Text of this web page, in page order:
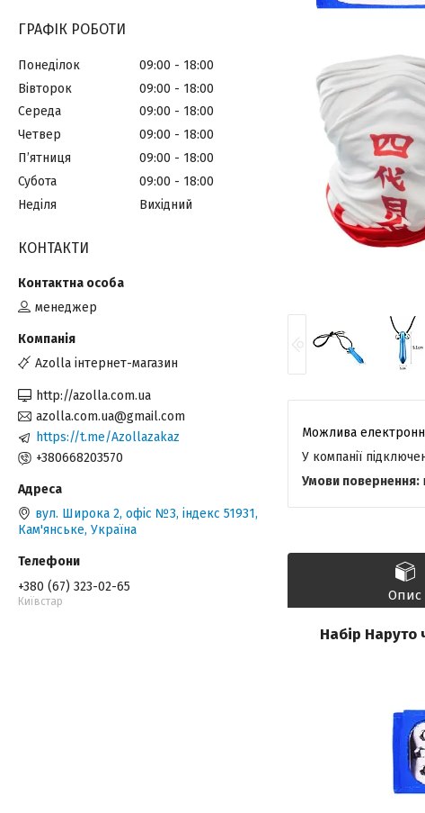
У компанії
Опис
Набір Наруто
ГРАФІК РОБОТИ
Понеділок 09:00
18:00
Вівторок
09:00
18:00
Середа
09:00
18:00
Четвер
09:00
18:00
Пʼятниця
09:00
18:00
Субота
09:00
18:00
Неділя
Вихідний
КОНТАКТИ
менеджер
Azolla інтернет-магазин
http://azolla.com.ua
azolla.com.ua@gmail.com
https://t.me/Azollazakaz
+380668203570
вул. Широка 2, офіс №3, індекс 51931,
Кам'янське, Україна
+380 (67) 323-02-65
Київстар